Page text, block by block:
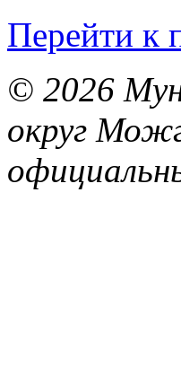
Перейти к
© 2026
округ